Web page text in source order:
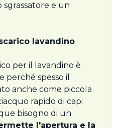
e un
lavandino
per il lavandino è
perché spesso il
anche come piccola
rapido di capi
bisogno di un
l'apertura e la